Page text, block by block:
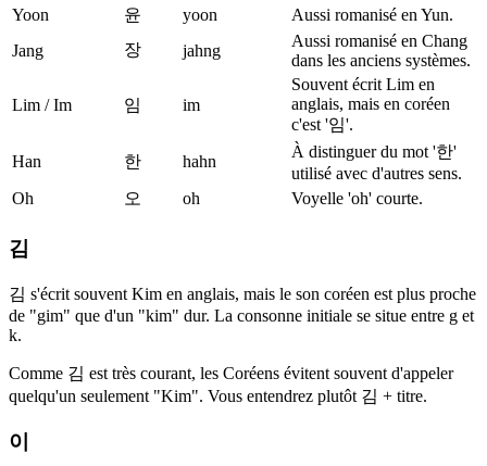
Yoon 윤 yoon
Aussi romanisé en Yun.
Jang
장 jahng
Aussi romanisé en Chang
dans les anciens systèmes.
Lim / Im 임 im
Souvent écrit Lim en
anglais, mais en coréen
c'est '임'.
Han
한 hahn
À distinguer du mot '한'
utilisé avec d'autres sens.
Oh
오 oh Voyelle 'oh' courte.
김
김 s'écrit souvent Kim en anglais, mais le son coréen est plus proche
de "gim" que d'un "kim" dur. La consonne initiale se situe entre g et
k.
Comme 김 est très courant, les Coréens évitent souvent d'appeler
quelqu'un seulement "Kim". Vous entendrez plutôt 김 + titre.
이